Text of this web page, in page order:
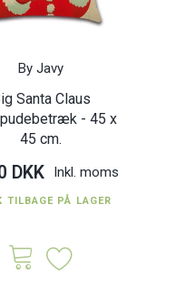
By Javy
Santa Claus
- 45 x
45 cm.
DKK Inkl. moms
TILBAGE PÅ LAGER